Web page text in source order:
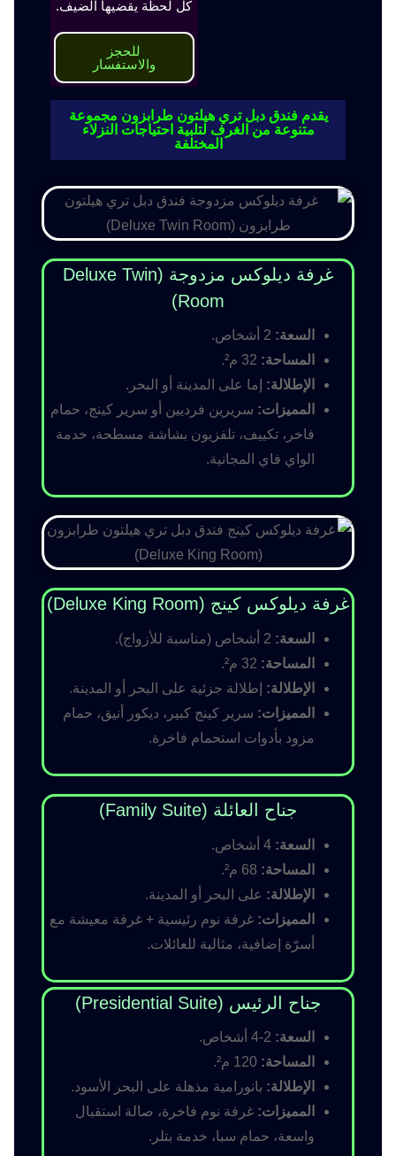
كل لحظة يقضيها الضيف.
للحجز
والاستفسار
يقدم فندق دبل تري هيلتون طرابزون مجموعة
متنوعة من الغرف لتلبية احتياجات النزلاء
المختلفة
غرفة ديلوكس مزدوجة (Deluxe Twin
Room)
السعة:
المساحة:
الإطلالة: إما على المدينة أو البحر.
المميزات: سريرين فرديين أو سرير كينج، حمام
فاخر، تكييف، تلفزيون بشاشة مسطحة، خدمة
الواي فاي المجانية.
غرفة ديلوكس كينج (Deluxe King Room)
السعة:
المساحة:
الإطلالة: إطلالة جزئية على البحر أو المدينة.
المميزات: سرير كينج كبير، ديكور أنيق، حمام
مزود بأدوات استحمام فاخرة.
جناح العائلة (Family Suite)
السعة:
المساحة:
الإطلالة: على البحر أو المدينة.
المميزات: غرفة نوم رئيسية + غرفة معيشة مع
أسرّة إضافية، مثالية للعائلات.
جناح الرئيس (Presidential Suite)
السعة:
المساحة:
الإطلالة: بانورامية مذهلة على البحر الأسود.
المميزات: غرفة نوم فاخرة، صالة استقبال
واسعة، حمام سبا، خدمة بتلر.